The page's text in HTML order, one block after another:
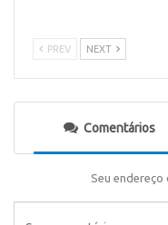
PREV NEXT
Comentários
Seu endereço